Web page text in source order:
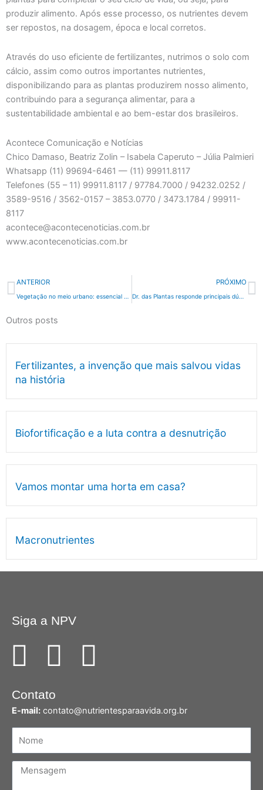
produzir alimento. Após esse processo, os nutrientes devem
ser repostos, na dosagem, época e local corretos.
Através do uso eficiente de fertilizantes, nutrimos o solo com
cálcio, assim como outros importantes nutrientes,
disponibilizando para as plantas produzirem nosso alimento,
contribuindo para a segurança alimentar, para a
sustentabilidade ambiental e ao bem-estar dos brasileiros.
Acontece Comunicação e Notícias
Chico Damaso, Beatriz Zolin – Isabela Caperuto – Júlia Palmieri
Whatsapp (11) 99694-6461 — (11) 99911.8117
Telefones (55 – 11) 99911.8117 / 97784.7000 / 94232.0252 /
3589-9516 / 3562-0157 – 3853.0770 / 3473.1784 / 99911-
8117
acontece@acontecenoticias.com.br
www.acontecenoticias.com.br
Anterior
ANTERIOR
Vegetação no meio urbano: essencial ao ecossistema
PRÓXIMO
Dr. das Plantas responde principais dúvidas sobre fertilizantes
Outros posts
Fertilizantes, a invenção que mais salvou vidas
na história
Biofortificação e a luta contra a desnutrição
Vamos montar uma horta em casa?
Macronutrientes
Siga a NPV
F
a
c
e
b
I
n
s
t
a
Y
u
t
u
Contato
E-mail: contato@nutrientesparaavida.org.br
Mensagem